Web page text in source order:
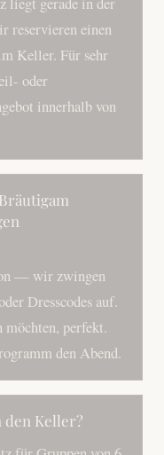
reservieren einen
Keller. Für sehr
oder
innerhalb von
— wir zwingen
Dresscodes auf.
möchten, perfekt.
den Abend.
den Keller?